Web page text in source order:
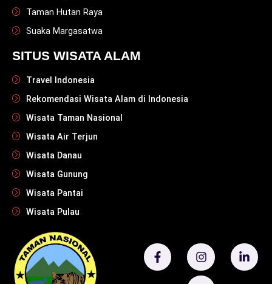
Taman Hutan Raya
Suaka Margasatwa
SITUS WISATA ALAM
Travel Indonesia
Rekomendasi Wisata Alam di Indonesia
Wisata Taman Nasional
Wisata Air Terjun
Wisata Danau
Wisata Gunung
Wisata Pantai
Wisata Pulau